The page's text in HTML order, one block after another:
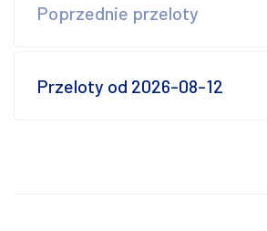
Poprzednie przeloty
Przeloty od 2026-08-12